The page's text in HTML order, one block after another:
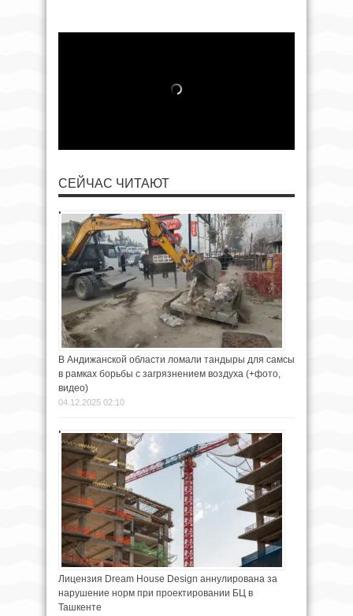
СЕЙЧАС ЧИТАЮТ
В Андижанской области ломали тандыры для самсы
в рамках борьбы с загрязнением воздуха (+фото,
видео)
04.12.2025 02:10
Лицензия Dream House Design аннулирована за
нарушение норм при проектировании БЦ в
Ташкенте